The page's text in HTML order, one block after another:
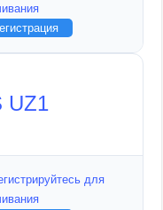
UZ1
для